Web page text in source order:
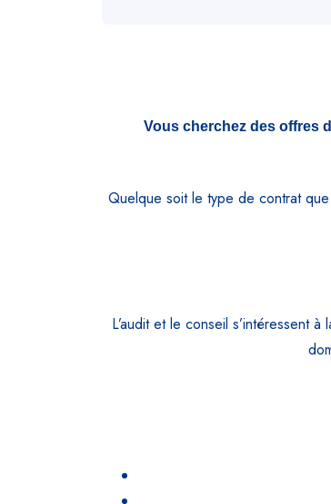
Vous cherchez des offres
Quelque soit le type de contrat
L’audit et le conseil s’intéressent